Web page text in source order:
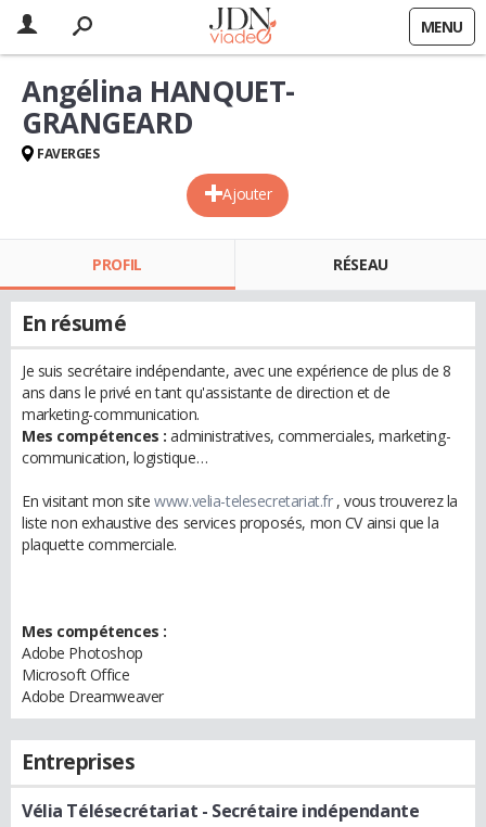
MENU
Ajouter
Angélina HANQUET-
GRANGEARD
FAVERGES
PROFIL RÉSEAU
En résumé
Je suis secrétaire indépendante, avec une expérience de plus de 8
ans dans le privé en tant qu'assistante de direction et de
marketing-communication.
Mes compétences : administratives, commerciales, marketing-
communication, logistique…
En visitant mon sitewww.velia-telesecretariat.fr, vous trouverez la
liste non exhaustive des services proposés, mon CV ainsi que la
plaquette commerciale.
Mes compétences :
Adobe Photoshop
Microsoft Office
Adobe Dreamweaver
Entreprises
Vélia Télésecrétariat - Secrétaire indépendante